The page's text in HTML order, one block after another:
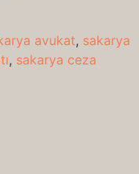
avukat, sakarya
, sakarya ceza